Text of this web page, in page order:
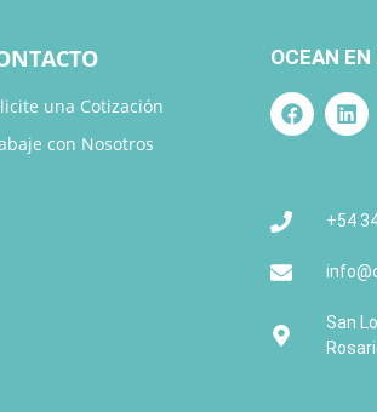
una Cotización
con Nosotros
OCEAN
+54
San